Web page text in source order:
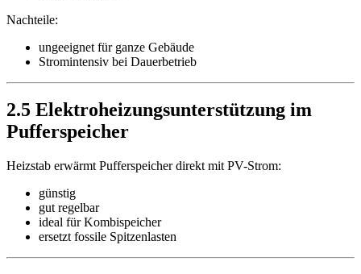
Nachteile:
ungeeignet für ganze Gebäude
Stromintensiv bei Dauerbetrieb
2.5 Elektroheizungsunterstützung im
Pufferspeicher
Heizstab erwärmt Pufferspeicher direkt mit PV-Strom:
günstig
gut regelbar
ideal für Kombispeicher
ersetzt fossile Spitzenlasten